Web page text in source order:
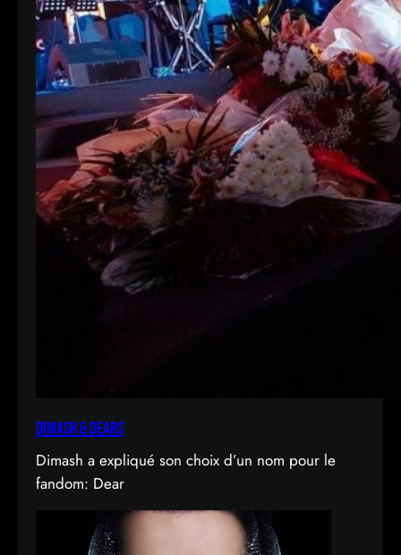
Dimash & Dears
Dimash a expliqué son choix d’un nom pour le
fandom: Dear